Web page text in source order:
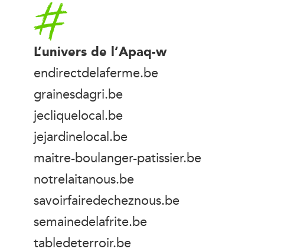
Accueil
L’univers de l’Apaq-w
endirectdelaferme.be
grainesdagri.be
jecliquelocal.be
jejardinelocal.be
maitre-boulanger-patissier.be
notrelaitanous.be
savoirfairedecheznous.be
semainedelafrite.be
tabledeterroir.be